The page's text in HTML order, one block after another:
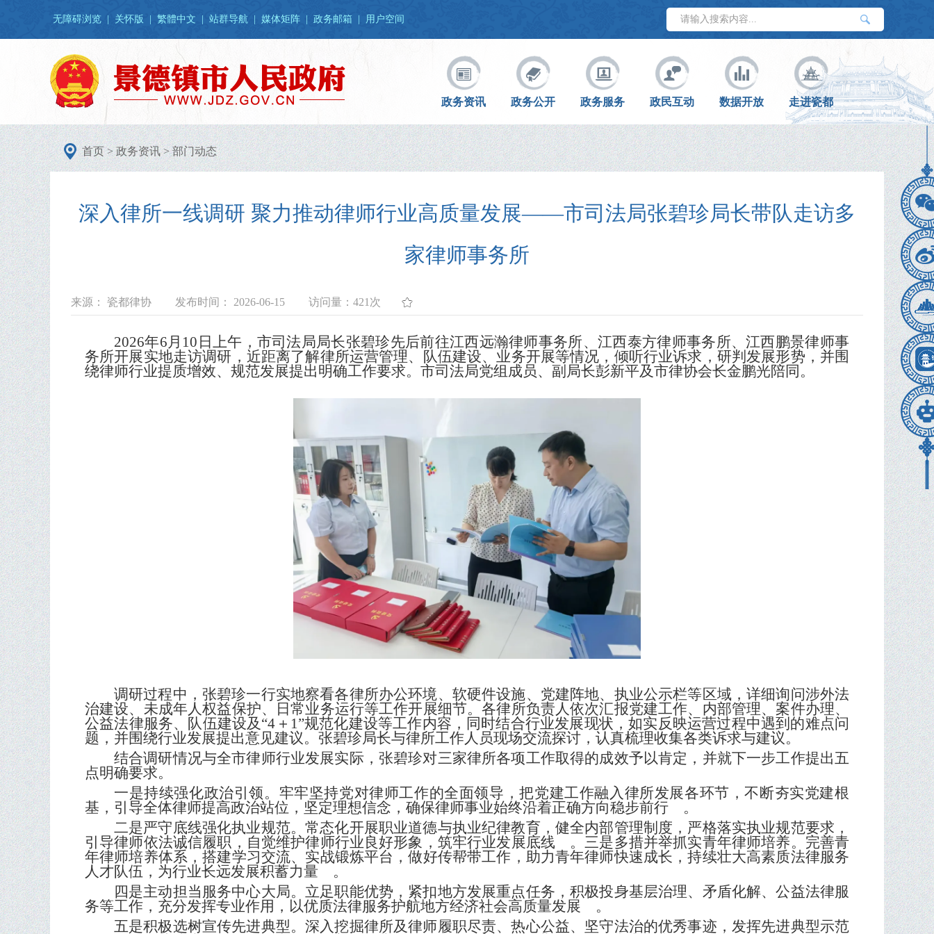
无障碍浏览 关怀版 繁體中文 站群导航 媒体矩阵 政务邮箱 用户空间
政务资讯 政务公开 政务服务 政民互动 数据开放 走进瓷都
首页>政务资讯>部门动态
深入律所一线调研 聚力推动律师行业高质量发展——市司法局张碧珍局长带队走访多
家律师事务所
来源： 瓷都律协 发布时间： 2026-06-15 访问量： 421次
2026年6月10日上午，市司法局局长张碧珍先后前往江西远瀚律师事务所、江西泰方律师事务所、江西鹏景律师事
务所开展实地走访调研，近距离了解律所运营管理、队伍建设、业务开展等情况，倾听行业诉求，研判发展形势，并围
绕律师行业提质增效、规范发展提出明确工作要求。市司法局党组成员、副局长彭新平及市律协会长金鹏光陪同。
调研过程中，张碧珍一行实地察看各律所办公环境、软硬件设施、党建阵地、执业公示栏等区域，详细询问涉外法
治建设、未成年人权益保护、日常业务运行等工作开展细节。各律所负责人依次汇报党建工作、内部管理、案件办理、
公益法律服务、队伍建设及“4＋1”规范化建设等工作内容，同时结合行业发展现状，如实反映运营过程中遇到的难点问
题，并围绕行业发展提出意见建议。张碧珍局长与律所工作人员现场交流探讨，认真梳理收集各类诉求与建议。
结合调研情况与全市律师行业发展实际，张碧珍对三家律所各项工作取得的成效予以肯定，并就下一步工作提出五
点明确要求。
一是持续强化政治引领。牢牢坚持党对律师工作的全面领导，把党建工作融入律所发展各环节，不断夯实党建根
基，引导全体律师提高政治站位，坚定理想信念，确保律师事业始终沿着正确方向稳步前行 。
二是严守底线强化执业规范。常态化开展职业道德与执业纪律教育，健全内部管理制度，严格落实执业规范要求，
引导律师依法诚信履职，自觉维护律师行业良好形象，筑牢行业发展底线 。三是多措并举抓实青年律师培养。完善青
年律师培养体系，搭建学习交流、实战锻炼平台，做好传帮带工作，助力青年律师快速成长，持续壮大高素质法律服务
人才队伍，为行业长远发展积蓄力量 。
四是主动担当服务中心大局。立足职能优势，紧扣地方发展重点任务，积极投身基层治理、矛盾化解、公益法律服
务等工作，充分发挥专业作用，以优质法律服务护航地方经济社会高质量发展 。
五是积极选树宣传先进典型。深入挖掘律所及律师履职尽责、热心公益、坚守法治的优秀事迹，发挥先进典型示范